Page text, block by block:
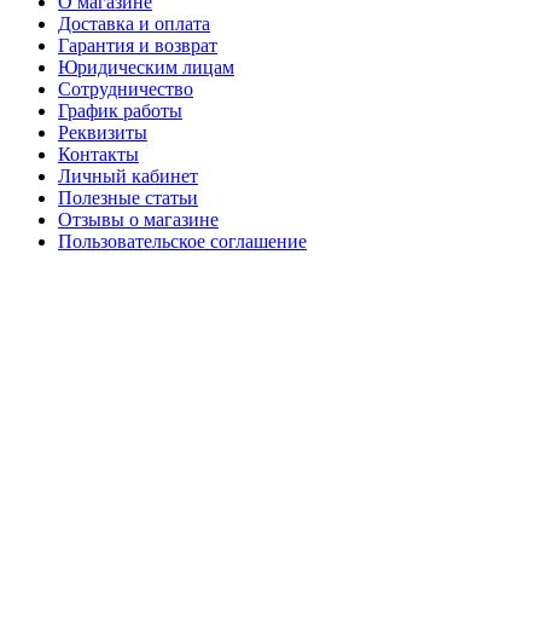
Доставка и оплата
Гарантия и возврат
Юридическим лицам
Сотрудничество
График работы
Реквизиты
Контакты
Личный кабинет
Полезные статьи
Отзывы о магазине
Пользовательское соглашение